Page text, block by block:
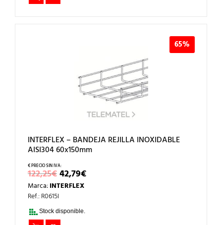
65%
INTERFLEX – BANDEJA REJILLA INOXIDABLE
AISI304 60x150mm
122,25€EL
PRECIO
ORIGINAL
122,25€.
42,79€EL
PRECIO
Marca:INTERFLEX
Ref.: R0615I
Stock disponible.